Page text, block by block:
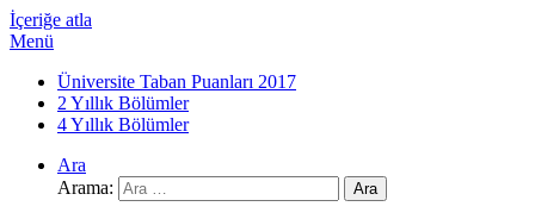
İçeriğe atla
Menü
Üniversite Taban Puanları 2017
2 Yıllık Bölümler
4 Yıllık Bölümler
Ara
Arama: